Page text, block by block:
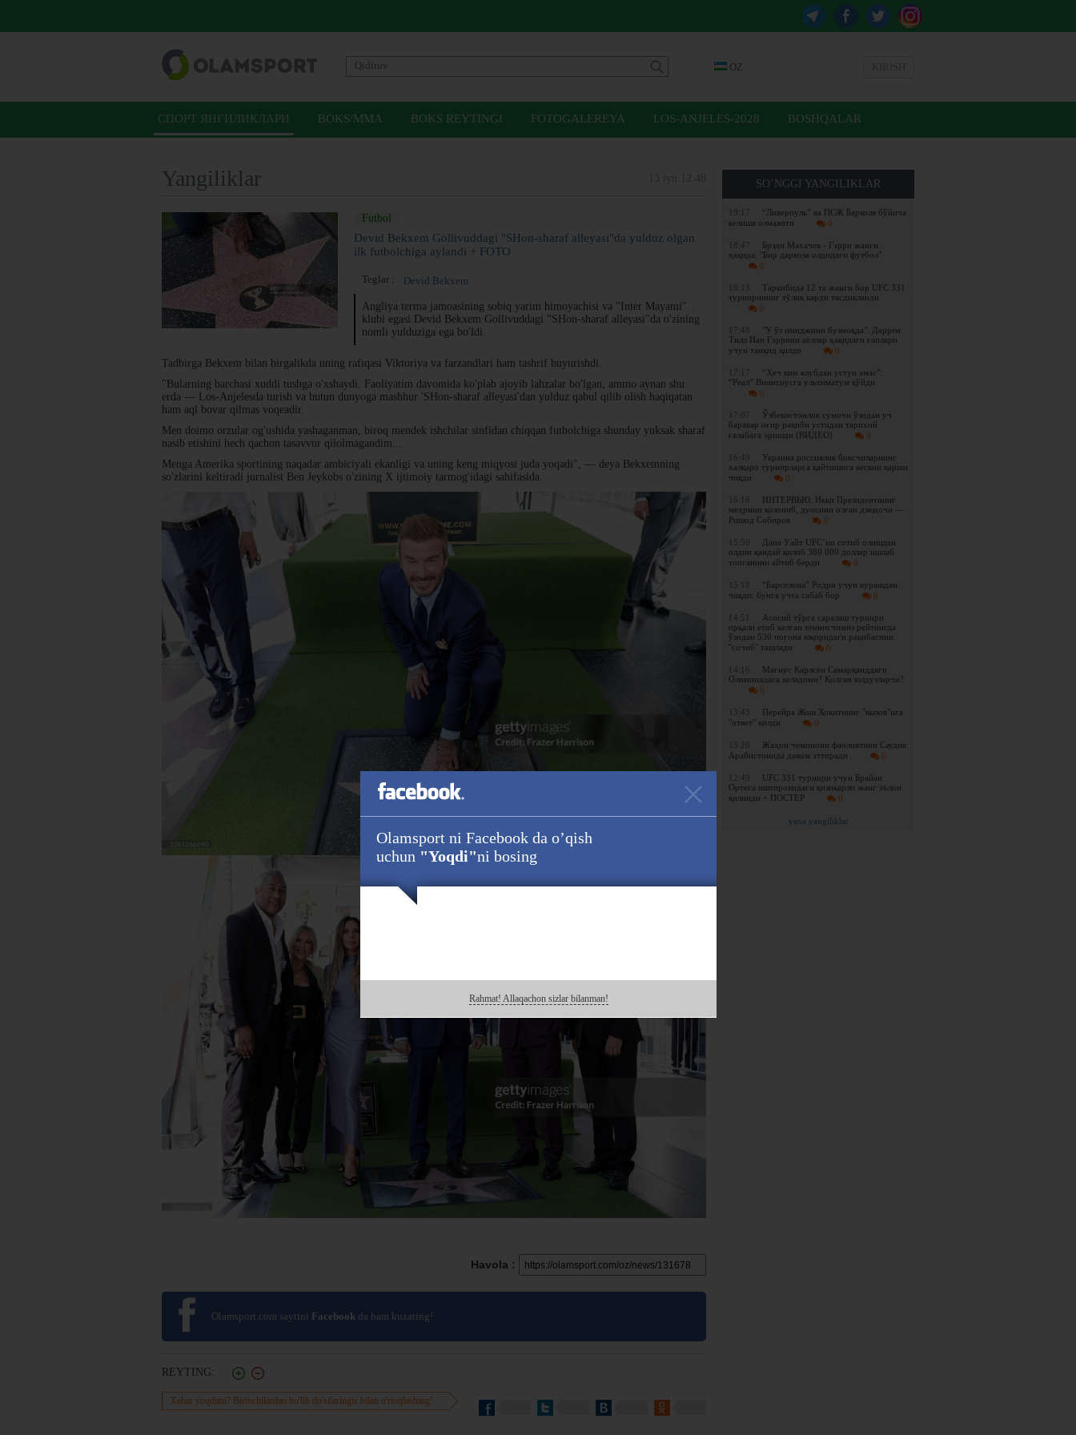
OZ
СПОРТ ЯНГИЛИКЛАРИ BOKS/MMA BOKS REYTINGI FOTOGALEREYA LOS-ANJELES-2028 BOSHQALAR
SO’NGGI YANGILIKLAR
19:17
“Ливерпуль” ва ПСЖ Барколя бўйича
келиша олмаяпти
0
18:47
Брэди Махачев - Гэрри жанги
ҳақида: "Бир дарвоза олдидаги футбол"
0
18:13
Таркибида 12 та жанги бор UFC 331
турнирининг тўлиқ карди тасдиқланди
0
17:48
"У ўз имиджини бузмоқда". Даррен
Тилл Иан Гэррини аёллар ҳақидаги гаплари
учун танқид қилди
0
17:17
“Ҳеч ким клубдан устун эмас”:
“Реал” Винисиусга ультиматум қўйди
0
17:07
Ўзбекистонлик сумочи ўзидан уч
баравар оғир рақиби устидан тарихий
ғалабага эришди (ВИДЕО)
0
16:49
Украина россиялик боксчиларнинг
халқаро турнирларга қайтишига кескин қарши
чиқди
0
16:16
ИНТЕРВЬЮ. Икки Президентнинг
меҳрини қозониб, дуосини олган дзюдочи —
Ришод Собиров
0
15:50
Дана Уайт UFC`ни сотиб олишдан
олдин қандай қилиб 380 000 доллар ишлаб
топганини айтиб берди
0
15:18
“Барселона” Родри учун курашдан
чиқди: бунга учта сабаб бор
0
14:51
Асосий тўрга саралаш турнири
орқали етиб келган теннисчимиз рейтингда
ўзидан 530 поғона юқоридаги рақибасини
"сочиб" ташлади
0
14:16
Магнус Карлсен Самарқанддаги
Олимпиадага келадими? Қолган юлдузларчи?
0
13:43
Перейра Жош Хокитнинг "вызов"ига
"ответ" қилди
0
13:20
Жаҳон чемпиони фаолиятини Саудия
Арабистонида давом эттиради
0
12:49
UFC 331 турнири учун Брайан
Ортега иштирокидаги қизиқарли жанг эълон
қилинди + ПОСТЕР
0
yana yangiliklar
Yangiliklar
Futbol
Devid Bekxem Gollivuddagi "SHon-sharaf alleyasi"da yulduz olgan
ilk futbolchiga aylandi + FOTO
Teglar : Devid Bekxem
Angliya terma jamoasining sobiq yarim himoyachisi va "Inter Mayami"
klubi egasi Devid Bekxem Gollivuddagi "SHon-sharaf alleyasi"da o'zining
nomli yulduziga ega bo'ldi.
Tadbirga Bekxem bilan birgalikda uning rafiqasi Viktoriya va farzandlari ham tashrif buyurishdi.
"Bularning barchasi xuddi tushga o'xshaydi. Faoliyatim davomida ko'plab ajoyib lahzalar bo'lgan, ammo aynan shu
erda — Los-Anjelesda turish va butun dunyoga mashhur 'SHon-sharaf alleyasi'dan yulduz qabul qilib olish haqiqatan
ham aql bovar qilmas voqeadir.
Men doimo orzular og'ushida yashaganman, biroq mendek ishchilar sinfidan chiqqan futbolchiga shunday yuksak sharaf
nasib etishini hech qachon tasavvur qilolmagandim...
Menga Amerika sportining naqadar ambiciyali ekanligi va uning keng miqyosi juda yoqadi", — deya Bekxemning
so'zlarini keltiradi jurnalist Ben Jeykobs o'zining X ijtimoiy tarmog'idagi sahifasida.
Havola :
Olamsport.com saytini Facebook da ham kuzating!
REYTING:
Xabar yoqdimi? Birinchilardan bo'lib do'stlaringiz bilan o'rtoqlashing!
Olamsport ni Facebook da o’qish
uchun "Yoqdi"ni bosing
Rahmat! Allaqachon sizlar bilanman!